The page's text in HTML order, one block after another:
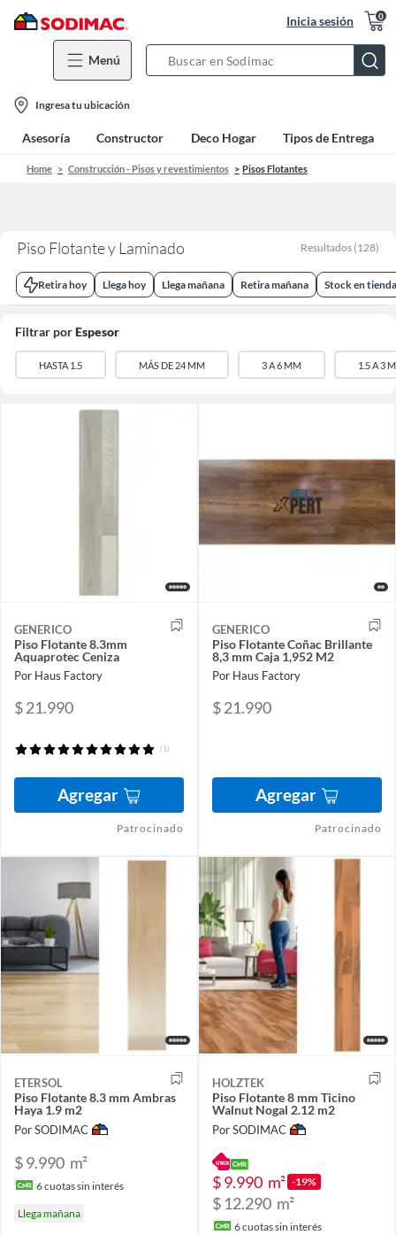
Inicia sesión 0
Menú
Bar
location-
icon
Ingresa tu ubicación
Asesoría Constructor Deco Hogar Tipos de Entrega
Home Construcción - Pisos y revestimientos Pisos Flotantes
Piso Flotante y Laminado Resultados (128)
Retira hoy Llega hoy Llega mañana Retira mañana Stock en tienda
Filtrar porEspesor
HASTA 1.5 MÁS DE 24 MM 3 A 6 MM 1.5 A 3
GENERICO
Piso Flotante 8.3mm
Aquaprotec Ceniza
Por Haus Factory
$ 21.990
(1)
Agregar
Patrocinado
GENERICO
Piso Flotante Coñac Brillante
8,3 mm Caja 1,952 M2
Por Haus Factory
$ 21.990
Agregar
Patrocinado
ETERSOL
Piso Flotante 8.3 mm Ambras
Haya 1.9 m2
Por SODIMAC
$ 9.990 m²
6cuotas sin interés
Llega mañana
HOLZTEK
Piso Flotante 8 mm Ticino
Walnut Nogal 2.12 m2
Por SODIMAC
$ 9.990 m² -19%
$ 12.290 m²
6cuotas sin interés